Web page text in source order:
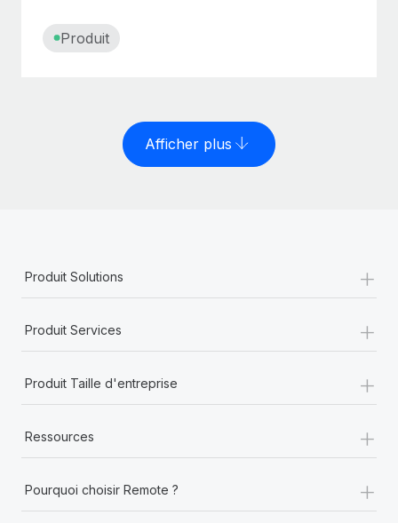
Produit
Afficher plus
Produit Solutions +
Produit Services +
Produit Taille d'entreprise +
Ressources +
Pourquoi choisir Remote ? +